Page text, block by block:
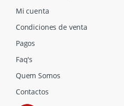
Mi cuenta
Condiciones de venta
Pagos
Faq's
Quem Somos
Contactos